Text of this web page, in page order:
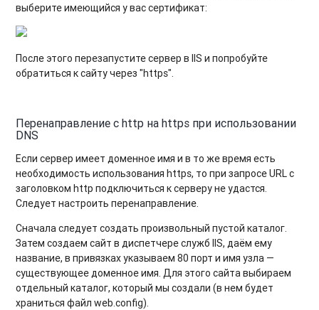
выберите имеющийся у вас сертификат:
После этого перезапустите сервер в IIS и попробуйте
обратиться к сайту через "https".
Перенаправление с http на https при использовании
DNS
Если сервер имеет доменное имя и в то же время есть
необходимость использования https, то при запросе URL с
заголовком http подключиться к серверу не удастся.
Следует настроить перенаправление.
Сначала следует создать произвольный пустой каталог.
Затем создаем сайт в диспетчере служб IIS, даём ему
название, в привязках указываем 80 порт и имя узла —
существующее доменное имя. Для этого сайта выбираем
отдельный каталог, который мы создали (в нем будет
храниться файл web.config).